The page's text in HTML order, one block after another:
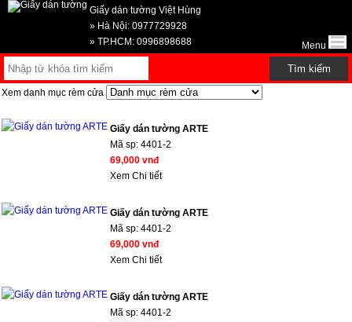
Giấy dán tường Việt Hùng
» Hà Nội: 0977729928
» TP.HCM: 0996898688
Menu
Xem danh mục rèm cửa
Giấy dán tường ARTE
Mã sp: 4401-2
69,000 vnđ
Xem Chi tiết
Giấy dán tường ARTE
Mã sp: 4401-2
69,000 vnđ
Xem Chi tiết
Giấy dán tường ARTE
Mã sp: 4401-2